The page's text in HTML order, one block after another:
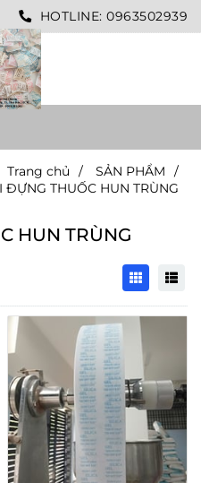
HOTLINE: 0963502939
Trang chủ / SẢN PHẨM
/
ĐỰNG THUỐC HUN TRÙNG
HUN TRÙNG